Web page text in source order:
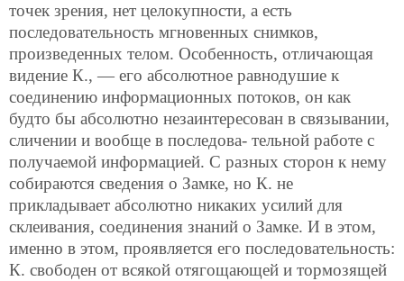
точек зрения, нет целокупности, а есть
последовательность мгновенных снимков,
произведенных телом. Особенность, отличающая
видение К., — его абсолютное равнодушие к
соединению информационных потоков, он как
будто бы абсолютно незаинтересован в связывании,
сличении и вообще в последова- тельной работе с
получаемой информацией. С разных сторон к нему
собираются сведения о Замке, но К. не
прикладывает абсолютно никаких усилий для
склеивания, соединения знаний о Замке. И в этом,
именно в этом, проявляется его последовательность:
К. свободен от всякой отягощающей и тормозящей